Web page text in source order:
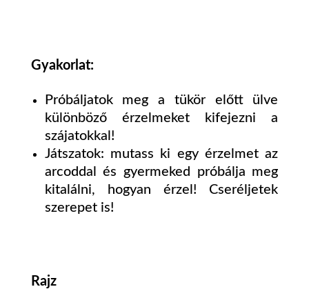
Gyakorlat:
Próbáljatok meg a tükör előtt ülve
különböző érzelmeket kifejezni a
szájatokkal!
Játszatok: mutass ki egy érzelmet az
arcoddal és gyermeked próbálja meg
kitalálni, hogyan érzel! Cseréljetek
szerepet is!
Rajz